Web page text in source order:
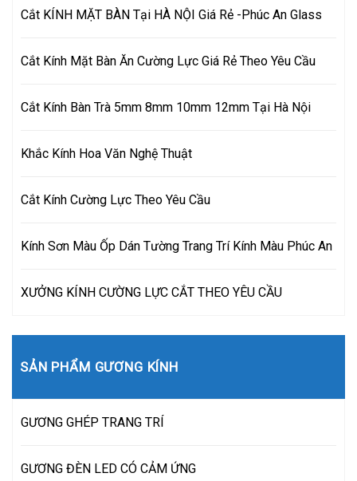
Cắt KÍNH MẶT BÀN Tại HÀ NỘI Giá Rẻ -Phúc An Glass
Cắt Kính Mặt Bàn Ăn Cường Lực Giá Rẻ Theo Yêu Cầu
Cắt Kính Bàn Trà 5mm 8mm 10mm 12mm Tại Hà Nội
Khắc Kính Hoa Văn Nghệ Thuật
Cắt Kính Cường Lực Theo Yêu Cầu
Kính Sơn Màu Ốp Dán Tường Trang Trí Kính Màu Phúc An
XƯỞNG KÍNH CƯỜNG LỰC CẮT THEO YÊU CẦU
SẢN PHẨM GƯƠNG KÍNH
GƯƠNG GHÉP TRANG TRÍ
GƯƠNG ĐÈN LED CÓ CẢM ỨNG